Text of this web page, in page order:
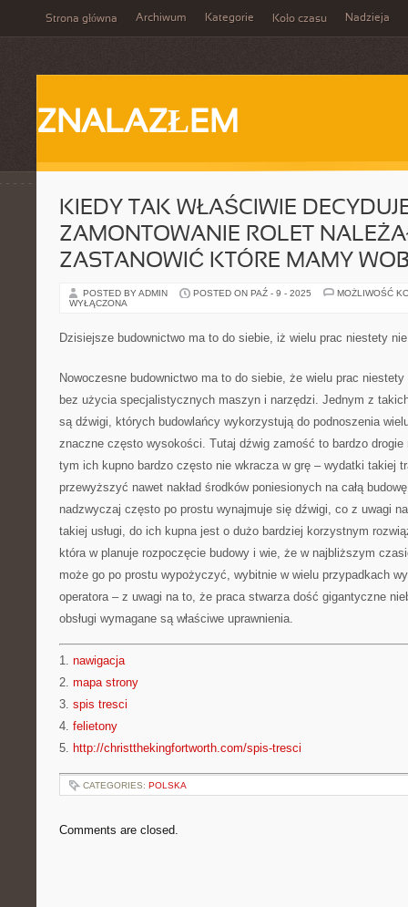
Strona główna Archiwum Kategorie Koło czasu Nadzieja
ZNALAZŁEM
KIEDY TAK WŁAŚCIWIE
ZAMONTOWANIE ROLET
ZASTANOWIĆ KTÓRE MAMY
POSTED BY ADMIN POSTED ON PAŹ - 9 - 2025
MOŻLIWOŚĆ
WYŁĄCZONA
Dzisiejsze budownictwo ma to do siebie, iż wielu prac niestety
Nowoczesne budownictwo ma to do siebie, że wielu prac
bez użycia specjalistycznych maszyn i narzędzi. Jednym z
są dźwigi, których budowlańcy wykorzystują do podnoszenia
znaczne często wysokości. Tutaj dźwig zamość to bardzo
tym ich kupno bardzo często nie wkracza w grę – wydatki takiej
przewyższyć nawet nakład środków poniesionych na całą
nadzwyczaj często po prostu wynajmuje się dźwigi, co z uwagi
takiej usługi, do ich kupna jest o dużo bardziej korzystnym
która w planuje rozpoczęcie budowy i wie, że w najbliższym
może go po prostu wypożyczyć, wybitnie w wielu przypadkach
operatora – z uwagi na to, że praca stwarza dość gigantyczne
obsługi wymagane są właściwe uprawnienia.
1. nawigacja
2. mapa strony
3. spis tresci
4. felietony
5. http://christthekingfortworth.com/spis-tresci
CATEGORIES: POLSKA
Comments are closed.